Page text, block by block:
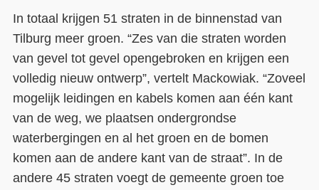
In totaal krijgen 51 straten in de binnenstad van
Tilburg meer groen. “Zes van die straten worden
van gevel tot gevel opengebroken en krijgen een
volledig nieuw ontwerp”, vertelt Mackowiak. “Zoveel
mogelijk leidingen en kabels komen aan één kant
van de weg, we plaatsen ondergrondse
waterbergingen en al het groen en de bomen
komen aan de andere kant van de straat”. In de
andere 45 straten voegt de gemeente groen toe